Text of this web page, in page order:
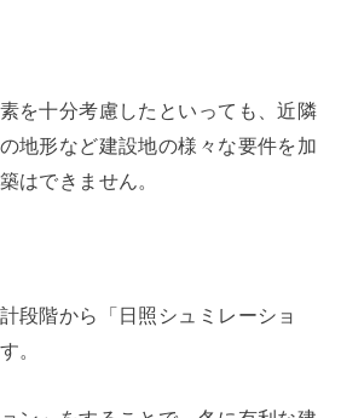
を十分考慮したといっても、近隣
地形など建設地の様々な要件を加
はできません。
段階から「日照シュミレーショ
。